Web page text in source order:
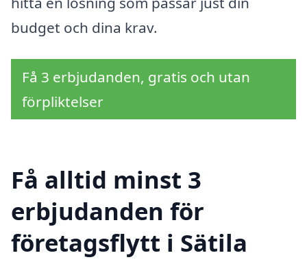
budget och dina krav.
Få 3 erbjudanden, gratis och utan
förpliktelser
Få alltid minst 3
erbjudanden för
företagsflytt i Sätila